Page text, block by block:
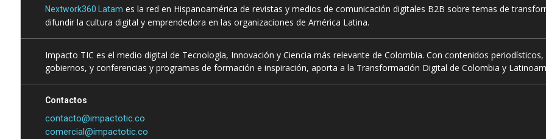
Nextwork360 Latam es la red en Hispanoamérica de revistas y medios de comunicación digitales B2B sobre temas de
difundir la cultura digital y emprendedora en las organizaciones de América Latina.
Impacto TIC es el medio digital de Tecnología, Innovación y Ciencia más relevante de Colombia. Con contenidos
gobiernos, y conferencias y programas de formación e inspiración, aporta a la Transformación Digital de Colombia y
Contactos
contacto@impactotic.co
comercial@impactotic.co